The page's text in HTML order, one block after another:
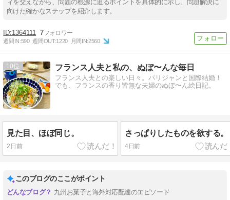
ィを交えながら、問題の根源に迫るポイントを具体的に示し、問題解決に
向けた確かなステップを紹介します。
1364111 7
週間IN:590 週間OUT:1220 月間IN:2560
10 フランス人夫と私の、ぬぼ〜んな毎日
フランス人夫との楽しい日々。パリジャンと国際結婚！
でも、フランスの香り皆無な夫婦のぬぼ〜ん絵日記。
見た目、ほぼ同じ。
2日前
さっぱりしたものを欲する。
4日前
このブログのここがポイント
九州お菓子と海外対応配達のエピソード